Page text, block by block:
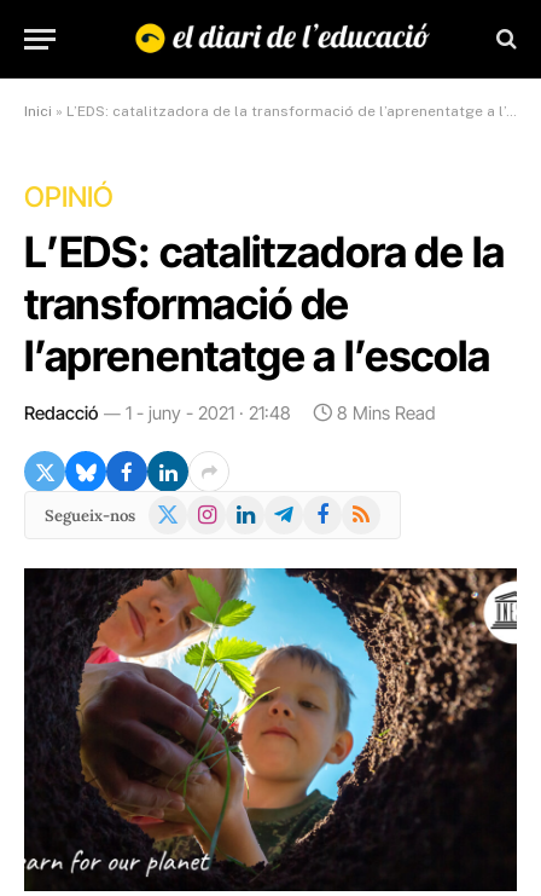
Inici » L’EDS: catalitzadora de la transformació de l’aprenentatge a l’escola
OPINIÓ
L’EDS: catalitzadora de la
transformació de
l’aprenentatge a l’escola
Redacció 1 - juny - 2021 · 21:48 8 Mins Read
Segueix-nos
X
Instagram
LinkedInTelegramFacebook
RSS